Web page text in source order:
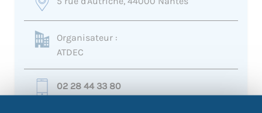
Organisateur :
ATDEC
02 28 44 33 80